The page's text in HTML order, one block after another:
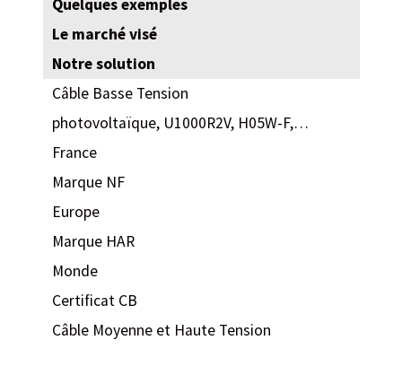
Quelques exemples
Le marché visé
Notre solution
Câble Basse Tension
photovoltaïque, U1000R2V, H05W-F,…
France
Marque NF
Europe
Marque HAR
Monde
Certificat CB
Câble Moyenne et Haute Tension